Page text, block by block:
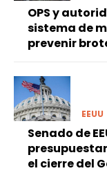
OPS y
sistema de
prevenir
EEUU
Senado de
el cierre del